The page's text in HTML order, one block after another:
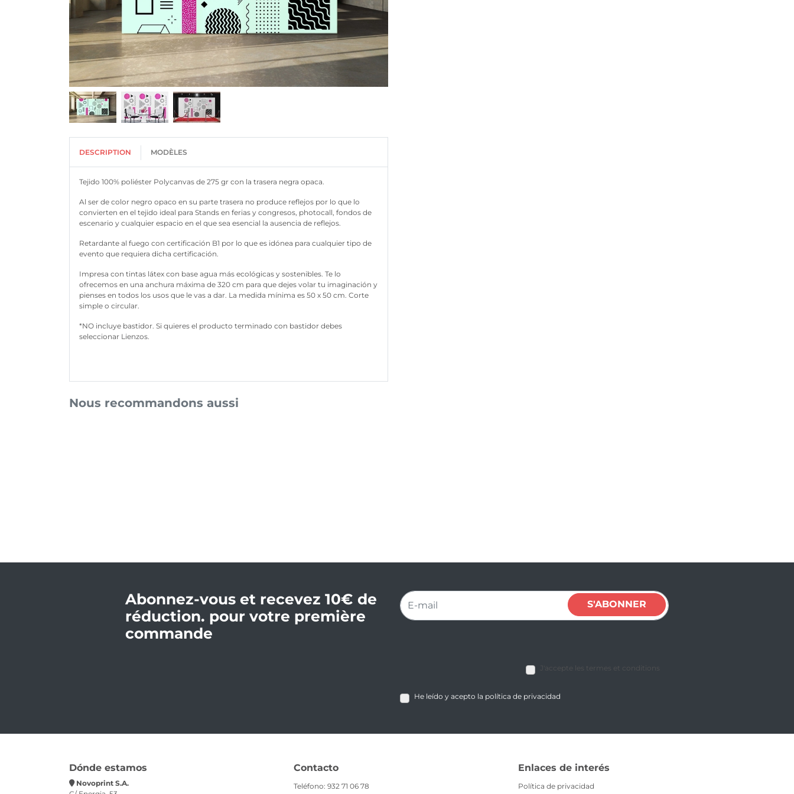
DESCRIPTION MODÈLES
Tejido 100% poliéster Polycanvas de 275 gr con la trasera negra opaca.
Al ser de color negro opaco en su parte trasera no produce reflejos por lo que lo
convierten en el tejido ideal para Stands en ferias y congresos, photocall, fondos de
escenario y cualquier espacio en el que sea esencial la ausencia de reflejos.
Retardante al fuego con certificación B1 por lo que es idónea para cualquier tipo de
evento que requiera dicha certificación.
Impresa con tintas látex con base agua más ecológicas y sostenibles. Te lo
ofrecemos en una anchura máxima de 320 cm para que dejes volar tu imaginación y
pienses en todos los usos que le vas a dar. La medida mínima es 50 x 50 cm. Corte
simple o circular.
*NO incluye bastidor. Si quieres el producto terminado con bastidor debes
seleccionar Lienzos.
Nous recommandons aussi
Abonnez-vous et recevez 10€ de
réduction. pour votre première
commande
S'ABONNER
J'accepte les termes et conditions
He leído y acepto la política de privacidad
Dónde estamos
Novoprint S.A.
Contacto
Teléfono: 932 71 06 78
Enlaces de interés
Política de privacidad